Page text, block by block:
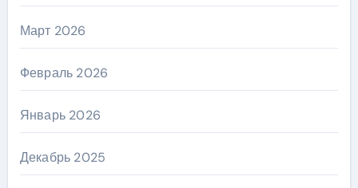
Март 2026
Февраль 2026
Январь 2026
Декабрь 2025